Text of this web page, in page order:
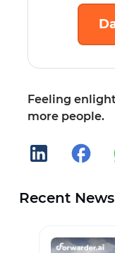
Feeling
more people.
Recent News